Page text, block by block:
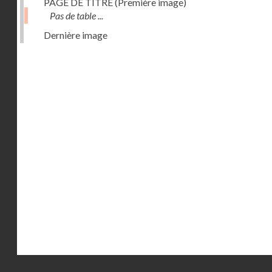
Pas de table ...
Dernière image